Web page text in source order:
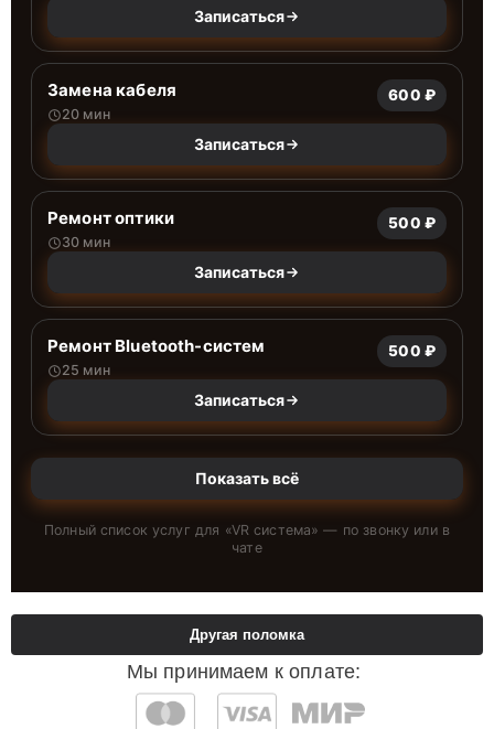
Записаться
Замена кабеля
20 мин
600 ₽
Записаться
Ремонт оптики
30 мин
500 ₽
Записаться
Ремонт Bluetooth-систем
25 мин
500 ₽
Записаться
Показать всё
Полный список услуг для «VR система» — по звонку или в
чате
Мы принимаем к оплате:
Другая поломка